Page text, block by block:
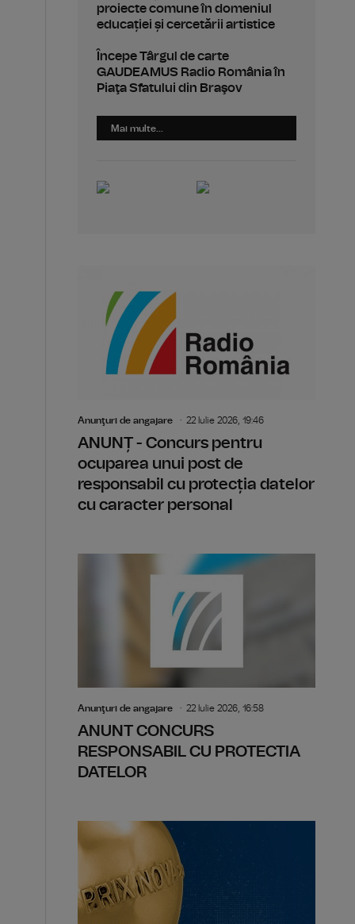
proiecte comune în domeniul
educației și cercetării artistice
Începe Târgul de carte
GAUDEAMUS Radio România în
Piaţa Sfatului din Braşov
Mai multe...
Anunţuri de angajare 22 Iulie 2026, 19:46
ANUNȚ - Concurs pentru
ocuparea unui post de
responsabil cu protecția datelor
cu caracter personal
Anunţuri de angajare 22 Iulie 2026, 16:58
ANUNT CONCURS
RESPONSABIL CU PROTECTIA
DATELOR